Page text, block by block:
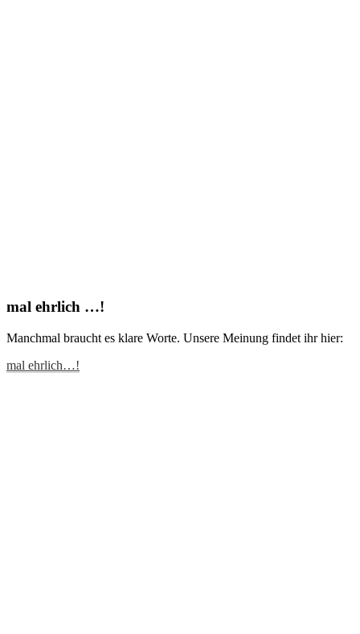
mal ehrlich …!
Manchmal braucht es klare Worte. Unsere Meinung findet ihr hier:
mal ehrlich…!